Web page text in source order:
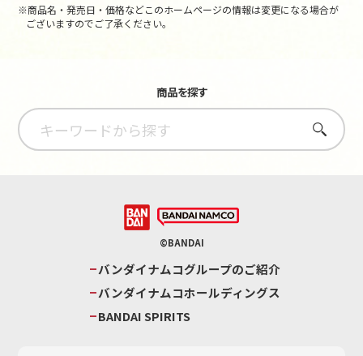
※商品名・発売日・価格などこのホームページの情報は変更になる場合が
ございますのでご了承ください。
商品を探す
さがす
©BANDAI
バンダイナムコグループのご紹介
バンダイナムコホールディングス
BANDAI SPIRITS